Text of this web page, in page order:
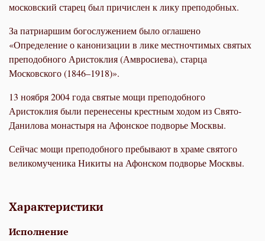
московский старец был причислен к лику преподобных.
За патриаршим богослужением было оглашено
«Определение о канонизации в лике местночтимых святых
преподобного Аристоклия (Амвросиева), старца
Московского (1846–1918)».
13 ноября 2004 года святые мощи преподобного
Аристоклия были перенесены крестным ходом из Свято-
Данилова монастыря на Афонское подворье Москвы.
Сейчас мощи преподобного пребывают в храме святого
великомученика Никиты на Афонском подворье Москвы.
Характеристики
Исполнение